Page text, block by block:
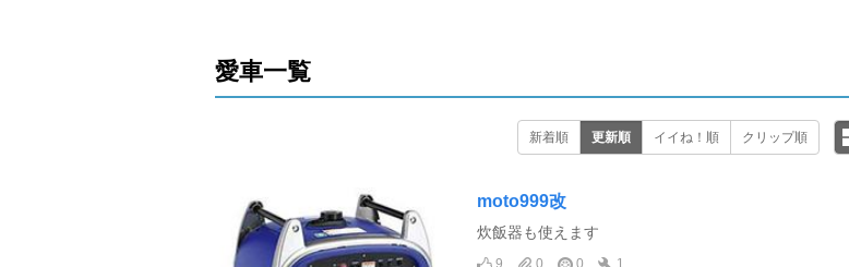
愛車一覧
新着順 更新順 イイね！順 クリップ順
moto999改
炊飯器も使えます